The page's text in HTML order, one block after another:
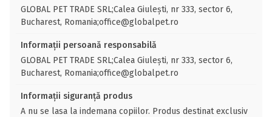
GLOBAL PET TRADE SRL;Calea Giulești, nr 333, sector 6,
Bucharest, Romania;office@globalpet.ro
Informații persoană responsabilă
GLOBAL PET TRADE SRL;Calea Giulești, nr 333, sector 6,
Bucharest, Romania;office@globalpet.ro
Informații siguranță produs
A nu se lasa la indemana copiilor. Produs destinat exclusiv